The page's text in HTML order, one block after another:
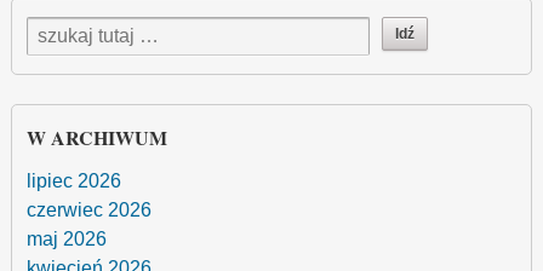
W ARCHIWUM
lipiec 2026
czerwiec 2026
maj 2026